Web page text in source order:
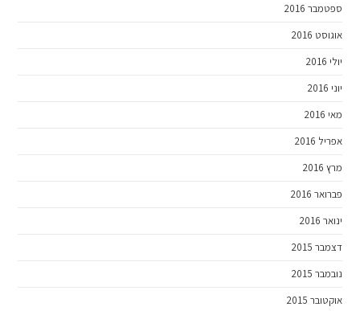
ספטמבר 2016
אוגוסט 2016
יולי 2016
יוני 2016
מאי 2016
אפריל 2016
מרץ 2016
פברואר 2016
ינואר 2016
דצמבר 2015
נובמבר 2015
אוקטובר 2015